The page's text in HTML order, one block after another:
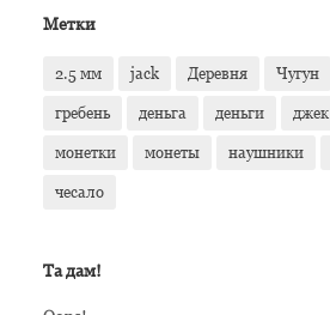
Метки
2.5 мм jack Деревня Чугун
гребень деньга деньги джек
монетки монеты наушники
чесало
Та дам!